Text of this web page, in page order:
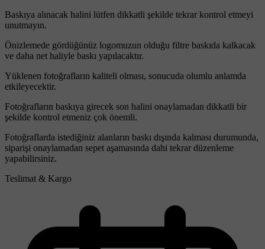
Baskıya alınacak halini lütfen dikkatli şekilde tekrar kontrol etmeyi
unutmayın.
Önizlemede gördüğünüz logomuzun olduğu filtre baskıda kalkacak
ve daha net haliyle baskı yapılacaktır.
Yüklenen fotoğrafların kaliteli olması, sonucuda olumlu anlamda
etkileyecektir.
Fotoğrafların baskıya girecek son halini onaylamadan dikkatli bir
şekilde kontrol etmeniz çok önemli.
Fotoğraflarda istediğiniz alanların baskı dışında kalması durumunda,
siparişi onaylamadan sepet aşamasında dahi tekrar düzenleme
yapabilirsiniz.
Teslimat & Kargo